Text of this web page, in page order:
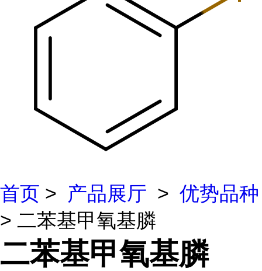
首页 > 产品展厅 > 优势品种
> 二苯基甲氧基膦
二苯基甲氧基膦